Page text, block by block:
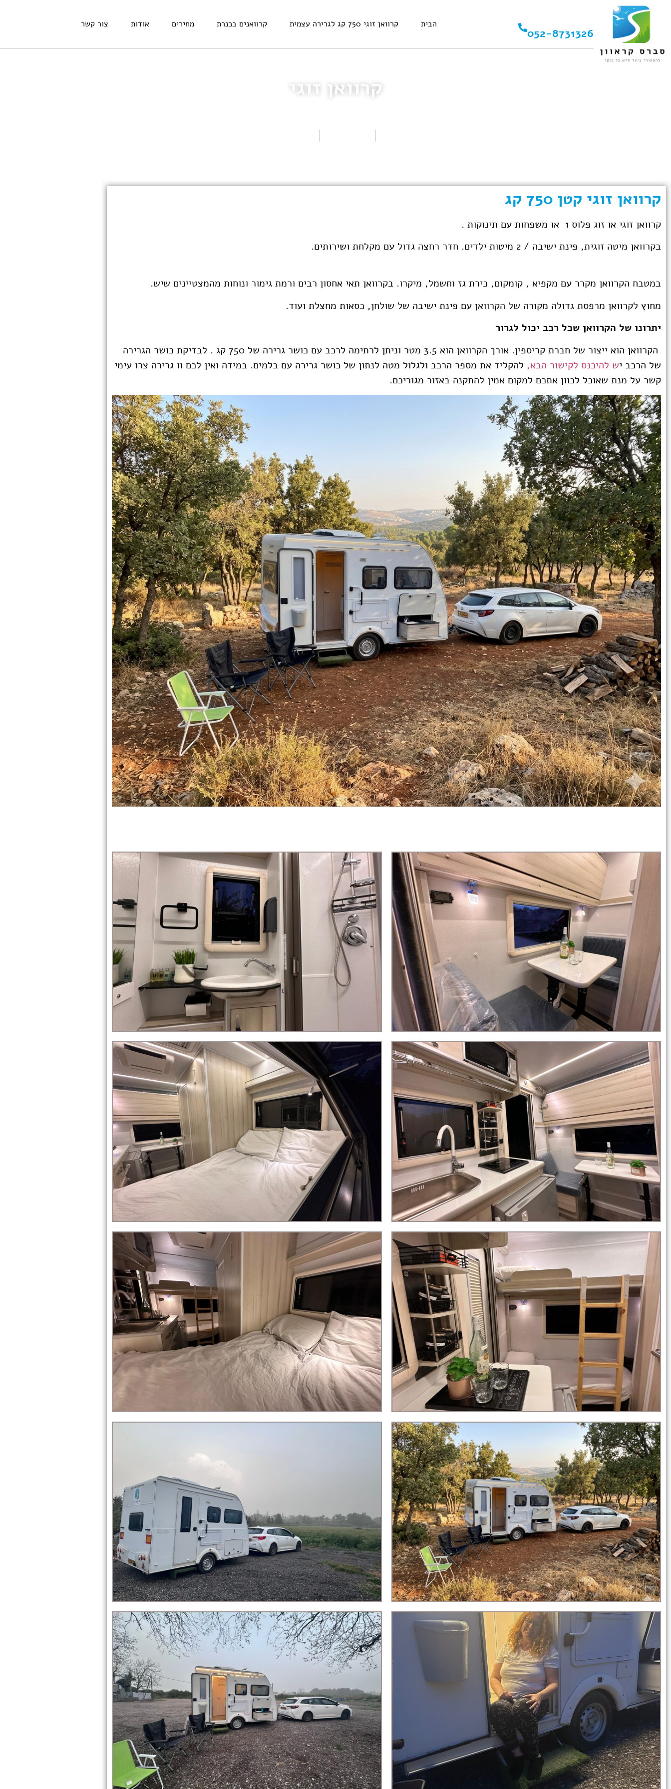
052-8731326
הבית קרוואן זוגי 750 קג לגרירה עצמית קרוואנים בכנרת מחירים אודות צור קשר
קרוואן זוגי
קרוואן זוגי קטן 750 קג
קרוואן זוגי או זוג פלוס 1 או משפחות עם תינוקות .
בקרוואן מיטה זוגית, פינת ישיבה / 2 מיטות ילדים. חדר רחצה גדול עם מקלחת ושירותים.
במטבח הקרוואן מקרר עם מקפיא , קומקום, כירת גז וחשמל, מיקרו. בקרוואן תאי אחסון רבים ורמת גימור ונוחות מהמצטיינים שיש.
מחוץ לקרוואן מרפסת גדולה מקורה של הקרוואן עם פינת ישיבה של שולחן, כסאות מחצלת ועוד.
יתרונו של הקרוואן שכל רכב יכול לגרור
הקרוואן הוא ייצור של חברת קריספין. אורך הקרוואן הוא 3.5 מטר וניתן לרתימה לרכב עם כושר גרירה של 750 קג .
לבדיקת כושר הגרירה
של הרכב יש להיכנס לקישור הבא, להקליד את מספר הרכב ולגלול מטה לנתון של כושר גרירה עם בלמים. במידה ואין לכם וו גרירה צרו עימי
קשר על מנת שאוכל לכוון אתכם למקום אמין להתקנה באזור מגוריכם.